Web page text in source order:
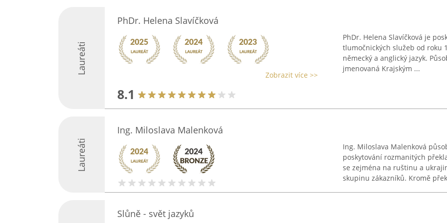
Laureáti
PhDr. Helena Slavíčková
Zobrazit více >>
8.1
PhDr. Helena Slavíčková je
tlumočnických služeb od roku
německý a anglický jazyk.
jmenovaná Krajským ...
Laureáti
Ing. Miloslava Malenková
Ing. Miloslava Malenková
poskytování rozmanitých
se zejména na ruštinu a
skupinu zákazníků. Kromě
Slůně - svět jazyků